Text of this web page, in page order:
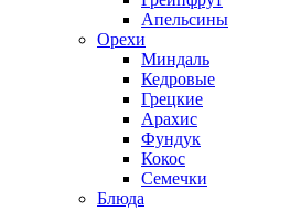
Апельсины
Орехи
Миндаль
Кедровые
Грецкие
Арахис
Фундук
Кокос
Семечки
Блюда